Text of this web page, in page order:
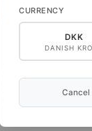
SE PRODUKTET
CURRENCY
DKK
DANISH
Cancel